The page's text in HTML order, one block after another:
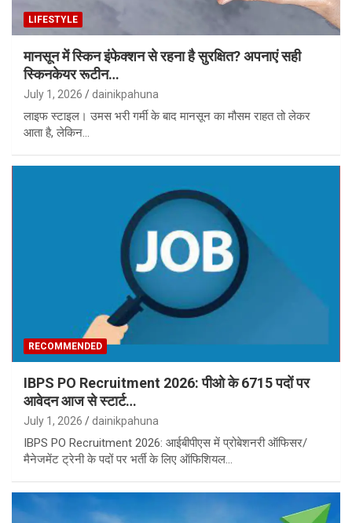
LIFESTYLE
मानसून में स्किन इंफेक्शन से रहना है सुरक्षित? अपनाएं सही
स्किनकेयर रूटीन…
July 1, 2026 dainikpahuna
लाइफ स्टाइल। उमस भरी गर्मी के बाद मानसून का मौसम राहत तो लेकर
आता है, लेकिन…
RECOMMENDED
IBPS PO Recruitment 2026: पीओ के 6715 पदों पर
आवेदन आज से स्टार्ट…
July 1, 2026 dainikpahuna
IBPS PO Recruitment 2026: आईबीपीएस में प्रोबेशनरी ऑफिसर/
मैनेजमेंट ट्रेनी के पदों पर भर्ती के लिए ऑफिशियल…